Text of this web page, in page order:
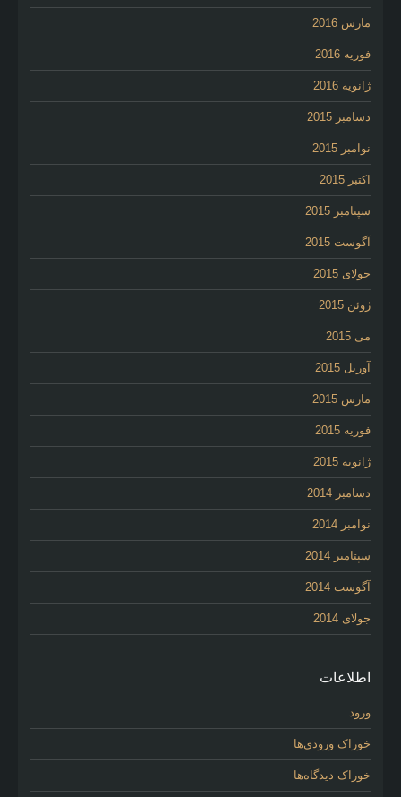
مارس 2016
فوریه 2016
ژانویه 2016
دسامبر 2015
نوامبر 2015
اکتبر 2015
سپتامبر 2015
آگوست 2015
جولای 2015
ژوئن 2015
می 2015
آوریل 2015
مارس 2015
فوریه 2015
ژانویه 2015
دسامبر 2014
نوامبر 2014
سپتامبر 2014
آگوست 2014
جولای 2014
اطلاعات
ورود
خوراک ورودی‌ها
خوراک دیدگاه‌ها